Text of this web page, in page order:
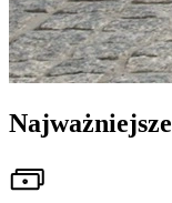
Najważniejsze